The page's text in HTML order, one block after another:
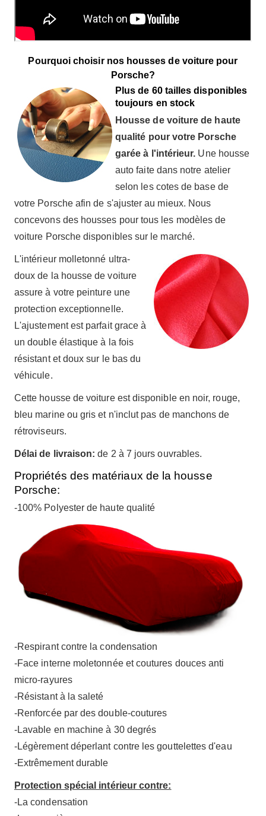
Pourquoi choisir nos housses de voiture pour
Porsche?
Plus de 60 tailles disponibles
toujours en stock
Housse de voiture de haute
qualité pour votre Porsche
garée à l'intérieur. Une housse
auto faite dans notre atelier
selon les cotes de base de
votre Porsche afin de s'ajuster au mieux. Nous
concevons des housses pour tous les modèles de
voiture Porsche disponibles sur le marché.
L'intérieur molletonné ultra-
doux de la housse de voiture
assure à votre peinture une
protection exceptionnelle.
L'ajustement est parfait grace à
un double élastique à la fois
résistant et doux sur le bas du
véhicule.
Cette housse de voiture est disponible en noir, rouge,
bleu marine ou gris et n'inclut pas de manchons de
rétroviseurs.
Délai de livraison: de 2 à 7 jours ouvrables.
Propriétés des matériaux de la housse
Porsche:
-100% Polyester de haute qualité
-Respirant contre la condensation
-Face interne moletonnée et coutures douces anti
micro-rayures
-Résistant à la saleté
-Renforcée par des double-coutures
-Lavable en machine à 30 degrés
-Légèrement déperlant contre les gouttelettes d'eau
-Extrêmement durable
Protection spécial intérieur contre:
-La condensation